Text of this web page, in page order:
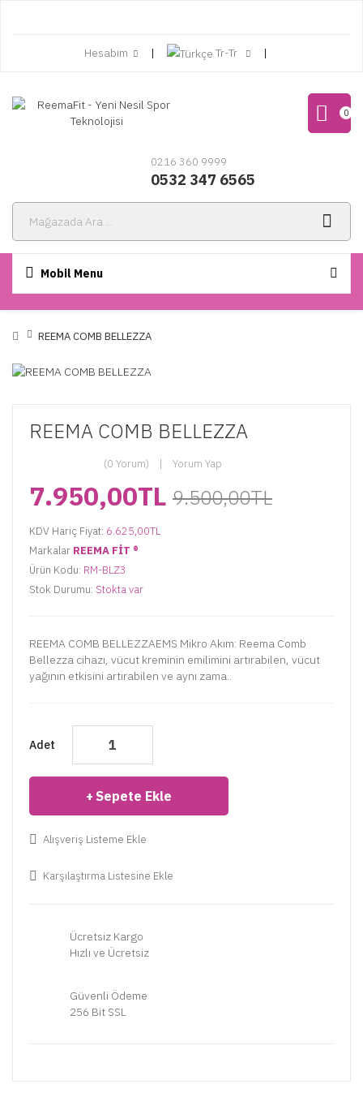
Hesabım Tr-Tr
0
0216 360 9999
0532 347 6565
Mobil Menu
REEMA COMB BELLEZZA
REEMA COMB BELLEZZA
(0 Yorum) Yorum Yap
7.950,00TL 9.500,00TL
KDV Hariç Fiyat: 6.625,00TL
Markalar REEMA FİT ®️
Ürün Kodu: RM-BLZ3
Stok Durumu: Stokta var
REEMA COMB BELLEZZAEMS Mikro Akım: Reema Comb
Bellezza cihazı, vücut kreminin emilimini artırabilen, vücut
yağının etkisini artırabilen ve aynı zama..
Adet
Sepete Ekle
Alışveriş Listeme Ekle
Karşılaştırma Listesine Ekle
Ücretsiz Kargo
Hızlı ve Ücretsiz
Güvenli Ödeme
256 Bit SSL